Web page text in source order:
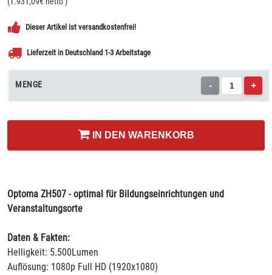
Dieser Artikel ist versandkostenfrei!
Lieferzeit in Deutschland 1-3 Arbeitstage
MENGE - +
IN DEN WARENKORB
Optoma ZH507 - optimal für Bildungseinrichtungen und
Veranstaltungsorte
Daten & Fakten:
Helligkeit: 5.500Lumen
Auflösung: 1080p Full HD (1920x1080)